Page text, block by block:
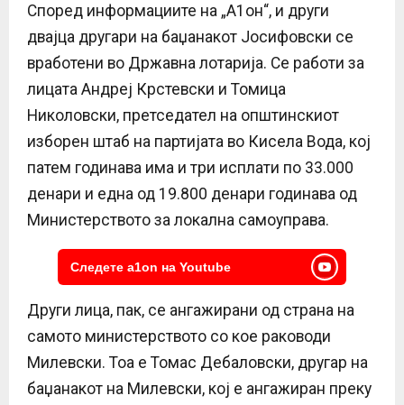
Според информациите на „А1он“, и други
двајца другари на баџанакот Јосифовски се
вработени во Државна лотарија. Се работи за
лицата Андреј Крстевски и Томица
Николовски, претседател на општинскиот
изборен штаб на партијата во Кисела Вода, кој
патем годинава има и три исплати по 33.000
денари и една од 19.800 денари годинава од
Министерството за локална самоуправа.
Следете a1on на Youtube
Други лица, пак, се ангажирани од страна на
самото министерството со кое раководи
Милевски. Тоа е Томас Дебаловски, другар на
баџанакот на Милевски, кој е ангажиран преку